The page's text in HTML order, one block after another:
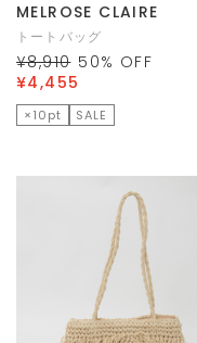
MELROSE CLAIRE
トートバッグ
¥8,910 50% OFF
¥4,455
×10pt SALE